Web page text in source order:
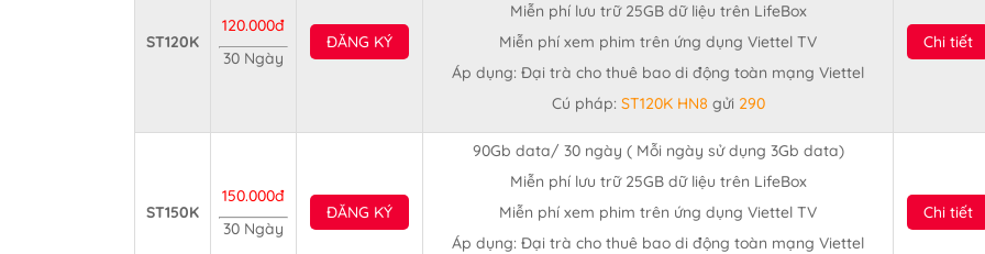
ST120K
120.000đ
30 Ngày
ĐĂNG KÝ
Miễn phí lưu trữ 25GB dữ liệu trên LifeBox
Miễn phí xem phim trên ứng dụng Viettel TV
Áp dụng: Đại trà cho thuê bao di động toàn mạng Viettel
Cú pháp: ST120K HN8 gửi 290
Chi tiết
ST150K
150.000đ
30 Ngày
ĐĂNG KÝ
90Gb data/ 30 ngày ( Mỗi ngày sử dụng 3Gb data)
Miễn phí lưu trữ 25GB dữ liệu trên LifeBox
Miễn phí xem phim trên ứng dụng Viettel TV
Áp dụng: Đại trà cho thuê bao di động toàn mạng Viettel
Chi tiết